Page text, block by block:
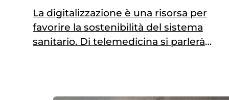
La digitalizzazione è una risorsa per
favorire la sostenibilità del sistema
sanitario. Di telemedicina si parlerà